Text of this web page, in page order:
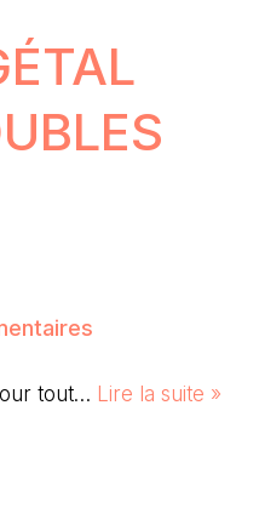
tout… Lire la suite »